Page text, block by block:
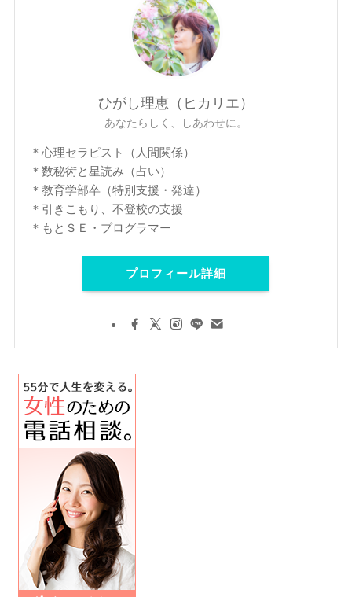
ひがし理恵（ヒカリエ）
あなたらしく、しあわせに。
＊心理セラピスト（人間関係）
＊数秘術と星読み（占い）
＊教育学部卒（特別支援・発達）
＊引きこもり、不登校の支援
＊もとＳＥ・プログラマー
プロフィール詳細